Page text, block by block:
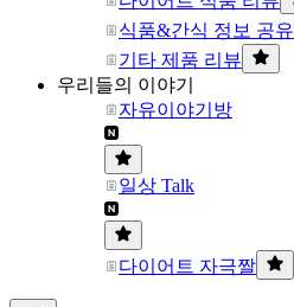
식품&간식 정보 공유
기타 제품 리뷰
우리들의 이야기
자유이야기방
일상 Talk
다이어트 자극짤